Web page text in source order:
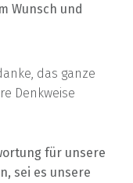
Wunsch und
das ganze
Denkweise
für unsere
sei es unsere